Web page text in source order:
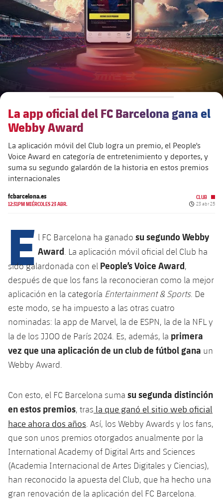
Calendario
Entradas
Resultados
Clasificaciones
Jugadoras
Palmarés
Fotos
Jugadoras históricas
Actualidad
Calendario
Entradas
Resultados
Clasificaciones
Jugadores
Fotos
Barça Legends
plusicon
más
Contacto
Jugadores
Partidos
Noticias
Formativo masculino
plusicon
más
Actualidad
Fotos
Juvenil A
Juvenil B
SUB16
SUB13
SUB12
SUB11 A
SUB11 B
SUB10 A
SUB10 B
SUB9 A
SUB9 B
SUB8 A
SUB8 B
Formativo femenino
plusicon
más
Fotos
Femenino B
Femenino C
Juvenil
SUB12 C
SUB11 C
Campus Verano
PLUSICON
MÁS
Primer Equipo
plusicon
más
Actualidad
Entradas
Resultados
Clasificación
Jugadores
Historia
Palmarés
Base
plusicon
más
Barça Atlètic
Junior
Cadete B
Infantil A
Mini
PLUSICON
MÁS
Primer Equipo
plusicon
más
Actualidad
Calendario
Entradas
Clasificaciones
Jugadores
Fotos
Historia
Barça Atlètic
plusicon
más
Actualidad
Calendario
Clasificaciones
Fotos
Base
plusicon
más
Actualidad
Cadete A
Cadete B
Infantil A
Infantil B
PLUSICON
MÁS
plusicon
más
Actualidad
Calendario
Entradas
Resultados
Barça Atlètic
plusicon
más
Actualidad
Calendario
Resultados
plusicon
más
Actualidad
Juvenil
Campus Verano
La app oficial del FC Barcelona gana el
Webby Award
La aplicación móvil del Club logra un premio, el People's
Voice Award en categoría de entretenimiento y deportes, y
suma su segundo galardón de la historia en estos premios
internacionales
fcbarcelona.es
12:31PM MIÉRCOLES 23 ABR.
CLUB
Fecha de
23 abr 25
E l FC Barcelona ha ganado su segundo Webby
Award . La aplicación móvil oficial del Club ha
sido galardonada con el People’s Voice Award,
después de que los fans la reconocieran como la mejor
aplicación en la categoría Entertainment & Sports. De
este modo, se ha impuesto a las otras cuatro
nominadas: la app de Marvel, la de ESPN, la de la NFL y
la de los JJOO de París 2024. Es, además, la primera
vez que una aplicación de un club de fútbol gana un
Webby Award.
Con esto, el FC Barcelona suma su segunda distinción
en estos premios, tras la que ganó el sitio web oficial
hace ahora dos años . Así, los Webby Awards y los fans,
que son unos premios otorgados anualmente por la
International Academy of Digital Arts and Sciences
(Academia Internacional de Artes Digitales y Ciencias),
han reconocido la apuesta del Club, que ha hecho una
gran renovación de la aplicación del FC Barcelona.